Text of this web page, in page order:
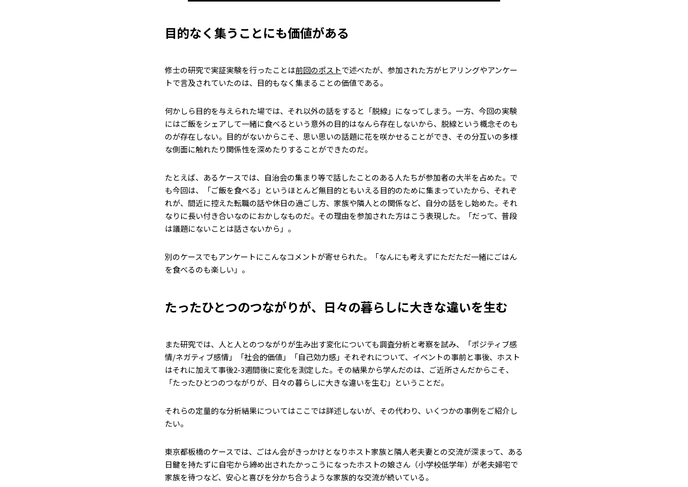
目的なく集うことにも価値がある
修士の研究で実証実験を行ったことは前回のポストで述べたが、参加された方がヒアリングやアンケー
トで言及されていたのは、目的もなく集まることの価値である。
何かしら目的を与えられた場では、それ以外の話をすると「脱線」になってしまう。一方、今回の実験
にはご飯をシェアして一緒に食べるという意外の目的はなんら存在しないから、脱線という概念そのも
のが存在しない。目的がないからこそ、思い思いの話題に花を咲かせることができ、その分互いの多様
な側面に触れたり関係性を深めたりすることができたのだ。
たとえば、あるケースでは、自治会の集まり等で話したことのある人たちが参加者の大半を占めた。で
も今回は、「ご飯を食べる」というほとんど無目的ともいえる目的のために集まっていたから、それぞ
れが、間近に控えた転職の話や休日の過ごし方、家族や隣人との関係など、自分の話をし始めた。それ
なりに長い付き合いなのにおかしなものだ。その理由を参加された方はこう表現した。「だって、普段
は議題にないことは話さないから」。
別のケースでもアンケートにこんなコメントが寄せられた。「なんにも考えずにただただ一緒にごはん
を食べるのも楽しい」。
たったひとつのつながりが、日々の暮らしに大きな違いを生む
また研究では、人と人とのつながりが生み出す変化についても調査分析と考察を試み、「ポジティブ感
情/ネガティブ感情」「社会的価値」「自己効力感」それぞれについて、イベントの事前と事後、ホスト
はそれに加えて事後2-3週間後に変化を測定した。その結果から学んだのは、ご近所さんだからこそ、
「たったひとつのつながりが、日々の暮らしに大きな違いを生む」ということだ。
それらの定量的な分析結果についてはここでは詳述しないが、その代わり、いくつかの事例をご紹介し
たい。
東京都板橋のケースでは、ごはん会がきっかけとなりホスト家族と隣人老夫妻との交流が深まって、ある
日鍵を持たずに自宅から締め出されたかっこうになったホストの娘さん（小学校低学年）が老夫婦宅で
家族を待つなど、安心と喜びを分かち合うような家族的な交流が続いている。